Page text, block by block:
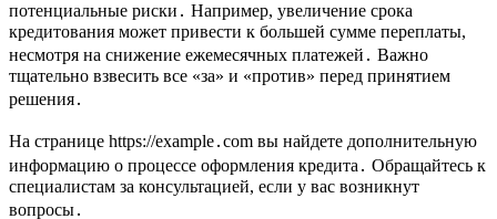
потенциальные риски․ Например, увеличение срока
кредитования может привести к большей сумме переплаты,
несмотря на снижение ежемесячных платежей․ Важно
тщательно взвесить все «за» и «против» перед принятием
решения․
На странице https://example․com вы найдете дополнительную
информацию о процессе оформления кредита․ Обращайтесь к
специалистам за консультацией, если у вас возникнут
вопросы․